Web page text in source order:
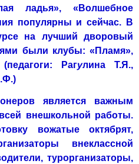
ладья», «Волшебное
популярны и сейчас. В
на лучший дворовый
были клубы: «Пламя»,
Рагyлина Т.Я.,
является важным
внешкольной работы.
вожатые октяб­рят,
внеклассной
турорганизаторы,